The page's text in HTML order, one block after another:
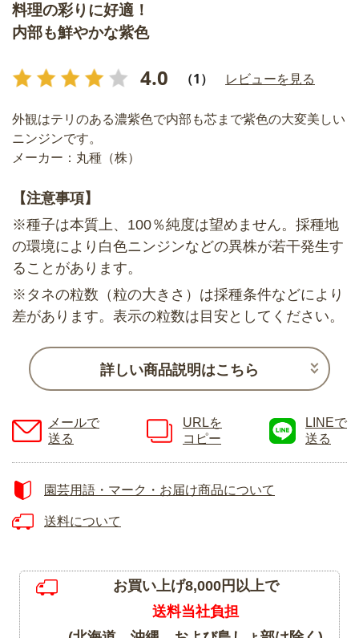
料理の彩りに好適！
内部も鮮やかな紫色
4.0 （1） レビューを見る
外観はテリのある濃紫色で内部も芯まで紫色の大変美しい
ニンジンです。
メーカー：丸種（株）
【注意事項】
※種子は本質上、100％純度は望めません。採種地
の環境により白色ニンジンなどの異株が若干発生す
ることがあります。
※タネの粒数（粒の大きさ）は採種条件などにより
差があります。表示の粒数は目安としてください。
詳しい商品説明はこちら
メールで
送る
URLを
コピー
LINEで
送る
園芸用語・マーク・お届け商品について
送料について
お買い上げ8,000円以上で
送料当社負担